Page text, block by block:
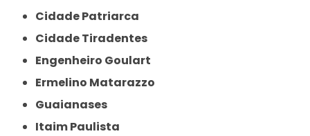
Cidade Patriarca
Cidade Tiradentes
Engenheiro Goulart
Ermelino Matarazzo
Guaianases
Itaim Paulista